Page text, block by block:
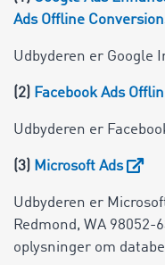
Ads Offline
Udbyderen er Google
(2) Facebook Ads
Udbyderen er
(3) Microsoft Ads
Udbyderen er
Redmond, WA 98052-
oplysninger om